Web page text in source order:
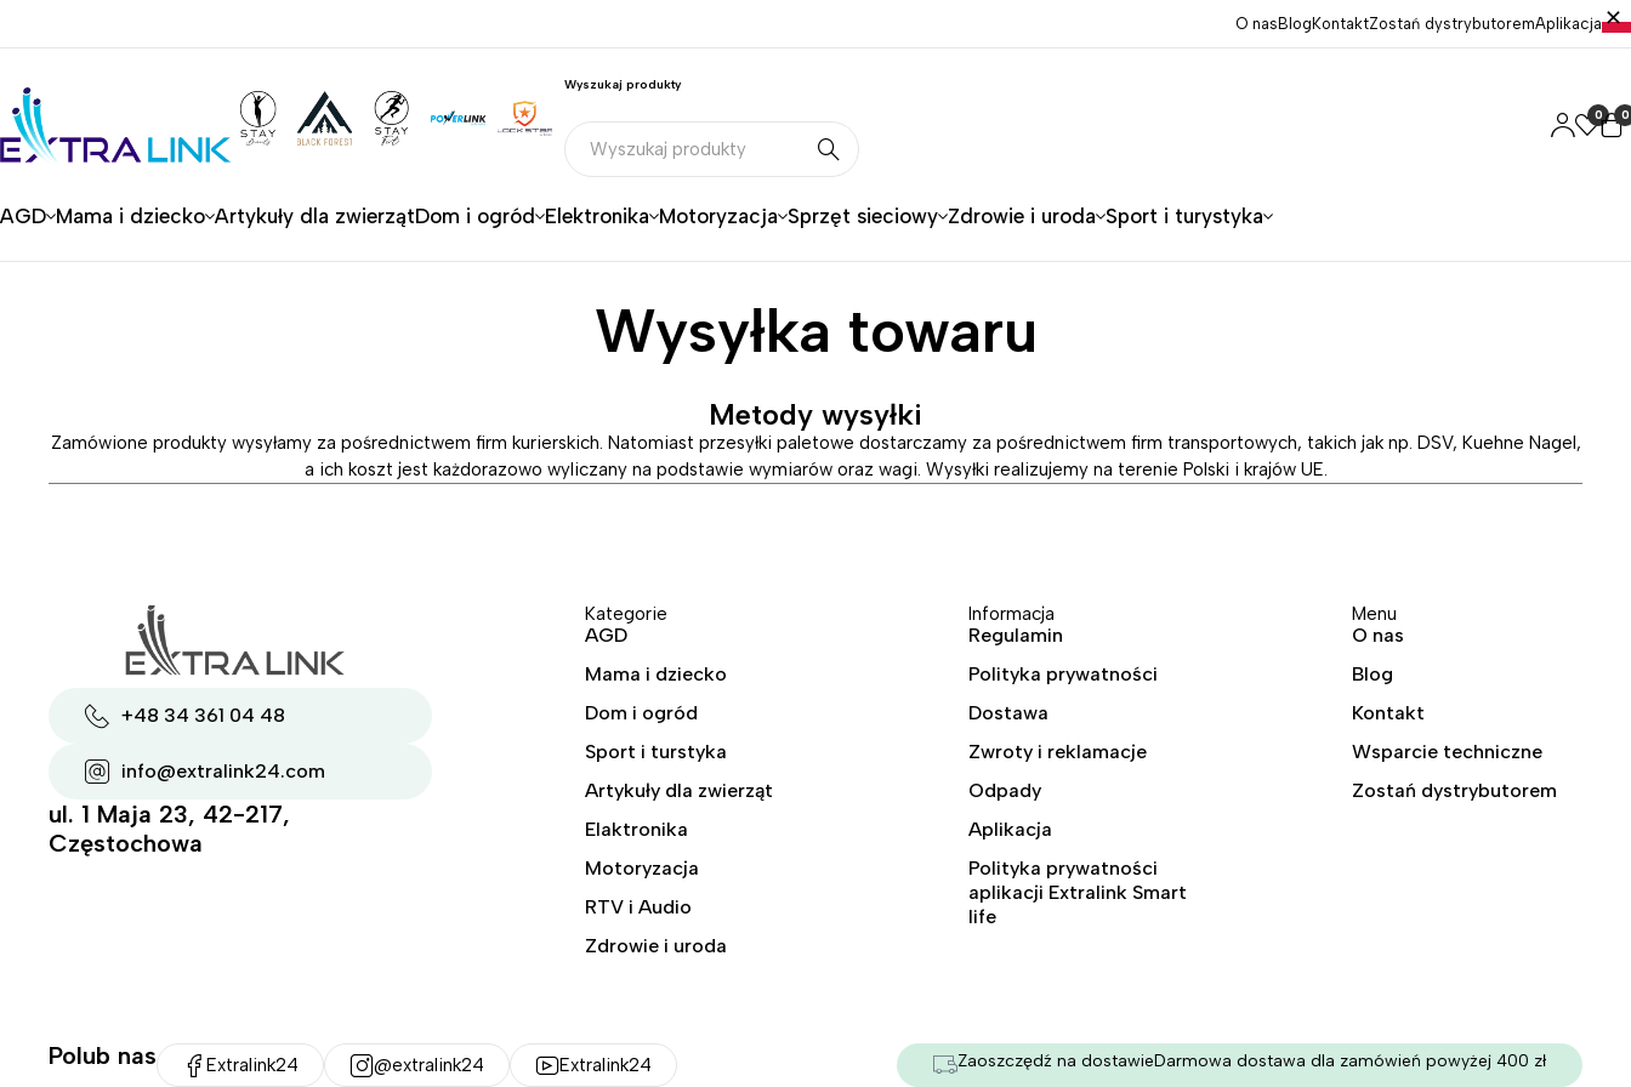
O nas Blog KontaktZostań dystrybutoremAplikacja
Wyszukaj produkty
0 0
AGD Mama i dziecko Artykuły dla zwierzątDom i ogród Elektronika Motoryzacja Sprzęt sieciowy Zdrowie i uroda Sport i turystyka
Wysyłka towaru
Metody wysyłki
Zamówione produkty wysyłamy za pośrednictwem firm kurierskich. Natomiast przesyłki paletowe dostarczamy za pośrednictwem firm transportowych, takich jak np. DSV, Kuehne Nagel,
a ich koszt jest każdorazowo wyliczany na podstawie wymiarów oraz wagi. Wysyłki realizujemy na terenie Polski i krajów UE.
+48 34 361 04 48
info@extralink24.com
ul. 1 Maja 23, 42-217,
Częstochowa
Kategorie
AGD
Mama i dziecko
Dom i ogród
Sport i turstyka
Artykuły dla zwierząt
Elaktronika
Motoryzacja
RTV i Audio
Zdrowie i uroda
Informacja
Regulamin
Polityka prywatności
Dostawa
Zwroty i reklamacje
Odpady
Aplikacja
Polityka prywatności
aplikacji Extralink Smart
life
Menu
O nas
Blog
Kontakt
Wsparcie techniczne
Zostań dystrybutorem
Polub nas Extralink24 @extralink24 Extralink24 Zaoszczędź na dostawieDarmowa dostawa dla zamówień powyżej 400 zł